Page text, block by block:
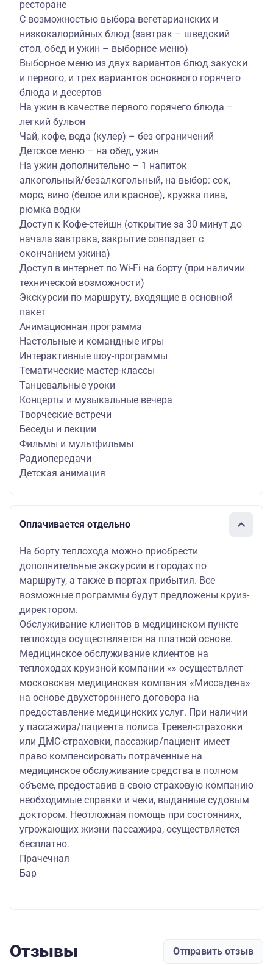
ресторане
С возможностью выбора вегетарианских и
низкокалорийных блюд (завтрак – шведский
стол, обед и ужин – выборное меню)
Выборное меню из двух вариантов блюд закуски
и первого, и трех вариантов основного горячего
блюда и десертов
На ужин в качестве первого горячего блюда –
легкий бульон
Чай, кофе, вода (кулер) – без ограничений
Детское меню – на обед, ужин
На ужин дополнительно – 1 напиток
алкогольный/безалкогольный, на выбор: сок,
морс, вино (белое или красное), кружка пива,
рюмка водки
Доступ к Кофе-стейшн (открытие за 30 минут до
начала завтрака, закрытие совпадает с
окончанием ужина)
Доступ в интернет по Wi-Fi на борту (при наличии
технической возможности)
Экскурсии по маршруту, входящие в основной
пакет
Анимационная программа
Настольные и командные игры
Интерактивные шоу-программы
Тематические мастер-классы
Танцевальные уроки
Концерты и музыкальные вечера
Творческие встречи
Беседы и лекции
Фильмы и мультфильмы
Радиопередачи
Детская анимация
Оплачивается отдельно
На борту теплохода можно приобрести
дополнительные экскурсии в городах по
маршруту, а также в портах прибытия. Все
возможные программы будут предложены круиз-
директором.
Обслуживание клиентов в медицинском пункте
теплохода осуществляется на платной основе.
Медицинское обслуживание клиентов на
теплоходах круизной компании «» осуществляет
московская медицинская компания «Миссадена»
на основе двухстороннего договора на
предоставление медицинских услуг. При наличии
у пассажира/пациента полиса Тревел-страховки
или ДМС-страховки, пассажир/пациент имеет
право компенсировать потраченные на
медицинское обслуживание средства в полном
объеме, предоставив в свою страховую компанию
необходимые справки и чеки, выданные судовым
доктором. Неотложная помощь при состояниях,
угрожающих жизни пассажира, осуществляется
бесплатно.
Прачечная
Бар
Отзывы Отправить отзыв